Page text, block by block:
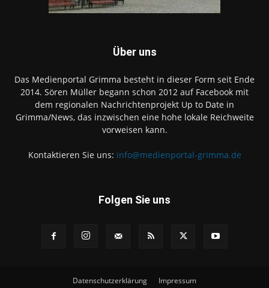
Über uns
Das Medienportal Grimma besteht in dieser Form seit Ende
2014. Sören Müller begann schon 2012 auf Facebook mit
dem regionalen Nachrichtenprojekt Up to Date in
Grimma/News, das inzwischen eine hohe lokale Reichweite
vorweisen kann.
Kontaktieren Sie uns: info@medienportal-grimma.de
Folgen Sie uns
Datenschutzerklärung Impressum